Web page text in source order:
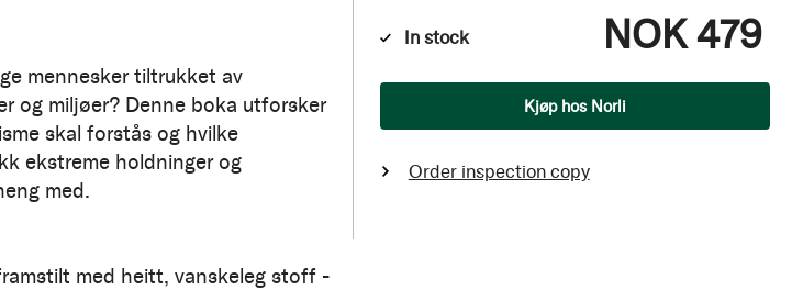
mennesker tiltrukket av
og miljøer? Denne boka utforsker
skal forstås og hvilke
ekstreme holdninger og
med.
med heitt, vanskeleg stoff -
In stock NOK 479
Kjøp hos Norli
Order inspection copy